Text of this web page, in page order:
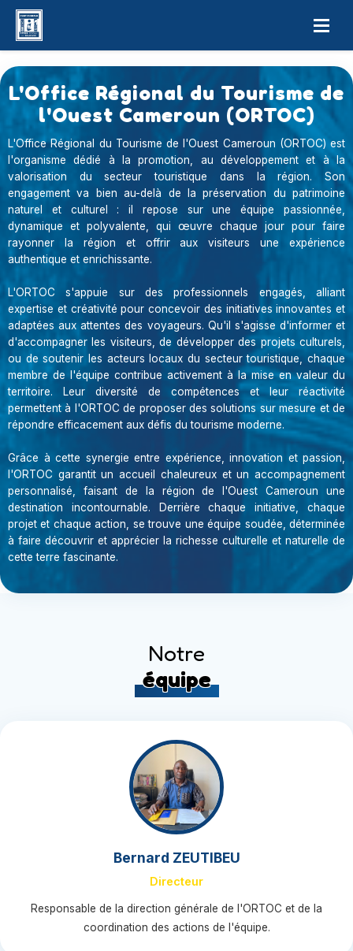
L'Office Régional du Tourisme de
l'Ouest Cameroun (ORTOC)
L'Office Régional du Tourisme de l'Ouest Cameroun (ORTOC) est
l'organisme dédié à la promotion, au développement et à la
valorisation du secteur touristique dans la région. Son
engagement va bien au-delà de la préservation du patrimoine
naturel et culturel : il repose sur une équipe passionnée,
dynamique et polyvalente, qui œuvre chaque jour pour faire
rayonner la région et offrir aux visiteurs une expérience
authentique et enrichissante.
L'ORTOC s'appuie sur des professionnels engagés, alliant
expertise et créativité pour concevoir des initiatives innovantes et
adaptées aux attentes des voyageurs. Qu'il s'agisse d'informer et
d'accompagner les visiteurs, de développer des projets culturels,
ou de soutenir les acteurs locaux du secteur touristique, chaque
membre de l'équipe contribue activement à la mise en valeur du
territoire. Leur diversité de compétences et leur réactivité
permettent à l'ORTOC de proposer des solutions sur mesure et de
répondre efficacement aux défis du tourisme moderne.
Grâce à cette synergie entre expérience, innovation et passion,
l'ORTOC garantit un accueil chaleureux et un accompagnement
personnalisé, faisant de la région de l'Ouest Cameroun une
destination incontournable. Derrière chaque initiative, chaque
projet et chaque action, se trouve une équipe soudée, déterminée
à faire découvrir et apprécier la richesse culturelle et naturelle de
cette terre fascinante.
Notre
équipe
Bernard ZEUTIBEU
Directeur
Responsable de la direction générale de l'ORTOC et de la
coordination des actions de l'équipe.